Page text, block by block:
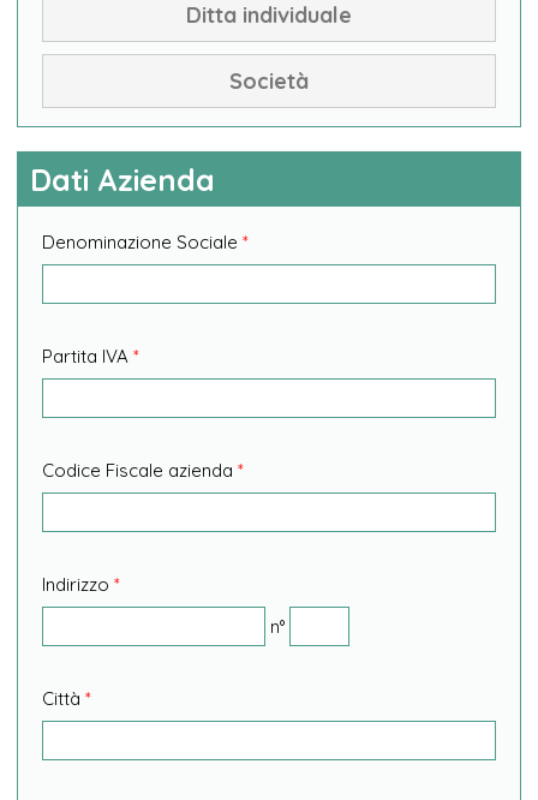
Ditta individuale
Società
Dati Azienda
Denominazione Sociale *
Partita IVA *
Codice Fiscale azienda *
Indirizzo *
n°
Città *